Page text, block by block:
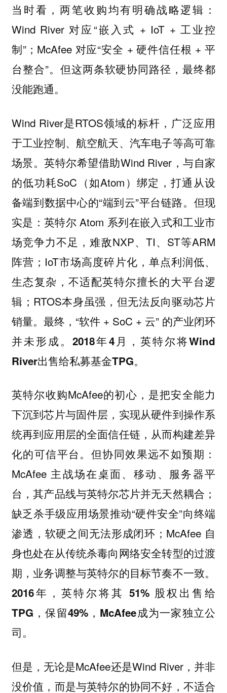
当时看，两笔收购均有明确战略逻辑：
Wind River 对应“嵌入式 + IoT + 工业控
制”；McAfee 对应“安全 + 硬件信任根 + 平
台整合”。但这两条软硬协同路径，最终都
没能跑通。
Wind River是RTOS领域的标杆，广泛应用
于工业控制、航空航天、汽车电子等高可靠
场景。英特尔希望借助Wind River，与自家
的低功耗SoC（如Atom）绑定，打通从设
备端到数据中心的“端到云”平台链路。但现
实是：英特尔 Atom 系列在嵌入式和工业市
场竞争力不足，难敌NXP、TI、ST等ARM
阵营；IoT市场高度碎片化，单点利润低、
生态复杂，不适配英特尔擅长的大平台逻
辑；RTOS本身虽强，但无法反向驱动芯片
销量。最终，“软件 + SoC + 云” 的产业闭环
并未形成。2018年4月，英特尔将Wind
River出售给私募基金TPG。
英特尔收购McAfee的初心，是把安全能力
下沉到芯片与固件层，实现从硬件到操作系
统再到应用层的全面信任链，从而构建差异
化的可信平台。但协同效果远不如预期：
McAfee 主战场在桌面、移动、服务器平
台，其产品线与英特尔芯片并无天然耦合；
缺乏杀手级应用场景推动“硬件安全”向终端
渗透，软硬之间无法形成闭环；McAfee 自
身也处在从传统杀毒向网络安全转型的过渡
期，业务调整与英特尔的目标节奏不一致。
2016年，英特尔将其 51% 股权出售给
TPG，保留49%，McAfee成为一家独立公
司。
但是，无论是McAfee还是Wind River，并非
没价值，而是与英特尔的协同不好，不适合